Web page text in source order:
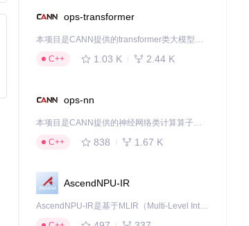
ops-transformer
本项目是CANN提供的transformer类大模型算子库，实现网络在NPU上加速计算。
C++
1.03 K 2.44 K
ops-nn
本项目是CANN提供的神经网络类计算算子库，实现网络在NPU上加速计算。
C++
838 1.67 K
AscendNPU-IR
AscendNPU-IR是基于MLIR（Multi-Level Intermediate Representation）构建的，面向昇腾亲和算子编译时使用的中间表示，提供昇腾完备表达能力，通过编译优化提升昇腾AI处理器计算效率，支持通过生态框架使能昇腾AI处理器与深度调优